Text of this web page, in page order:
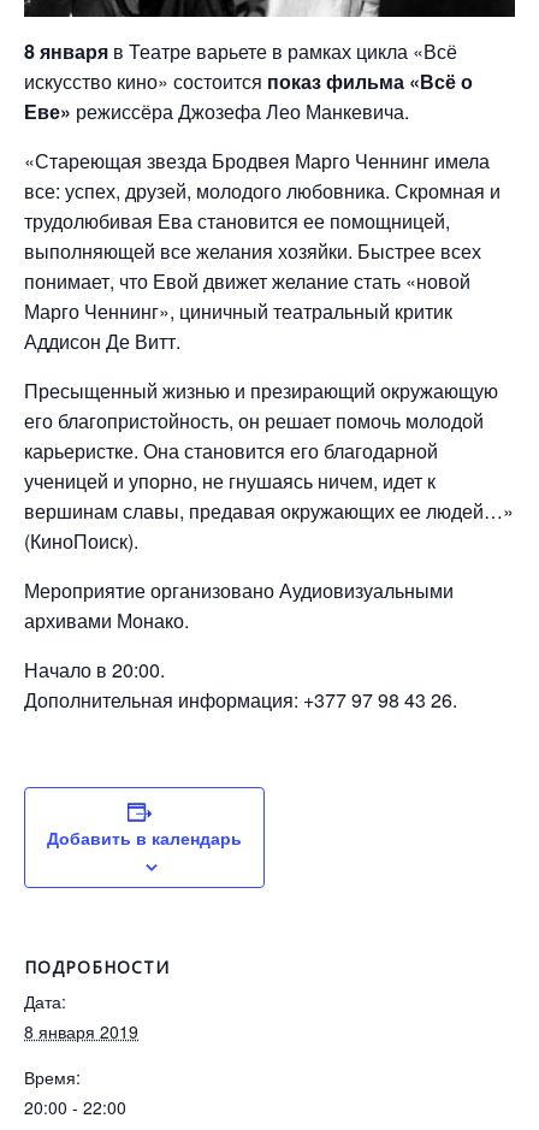
8 января в Театре варьете в рамках цикла «Всё
искусство кино» состоится показ фильма «Всё о
Еве» режиссёра Джозефа Лео Манкевича.
«Стареющая звезда Бродвея Марго Ченнинг имела
все: успех, друзей, молодого любовника. Скромная и
трудолюбивая Ева становится ее помощницей,
выполняющей все желания хозяйки. Быстрее всех
понимает, что Евой движет желание стать «новой
Марго Ченнинг», циничный театральный критик
Аддисон Де Витт.
Пресыщенный жизнью и презирающий окружающую
его благопристойность, он решает помочь молодой
карьеристке. Она становится его благодарной
ученицей и упорно, не гнушаясь ничем, идет к
вершинам славы, предавая окружающих ее людей…»
(КиноПоиск).
Мероприятие организовано Аудиовизуальными
архивами Монако.
Начало в 20:00.
Дополнительная информация: +377 97 98 43 26.
Добавить в календарь
ПОДРОБНОСТИ
Дата:
8 января 2019
Время:
20:00 - 22:00